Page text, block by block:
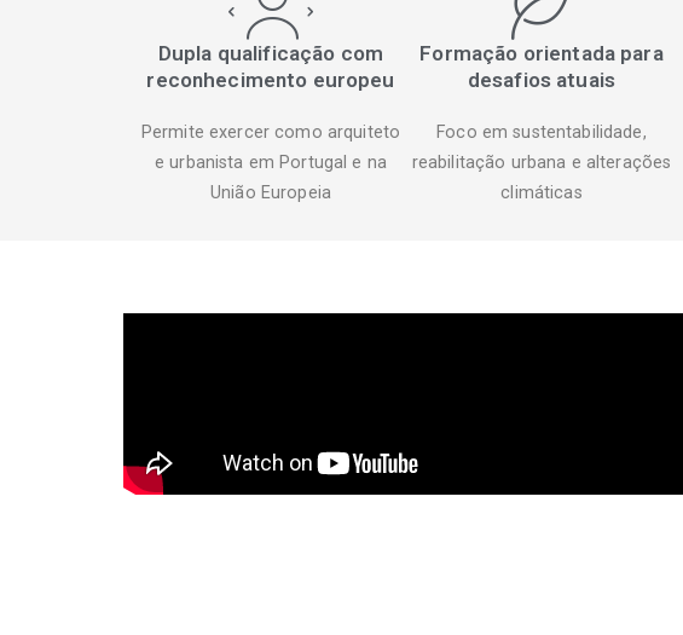
Dupla qualificação com
reconhecimento europeu
Permite exercer como arquiteto
e urbanista em Portugal e na
União Europeia
Formação orientada para
desafios atuais
Foco em sustentabilidade,
reabilitação urbana e alterações
climáticas